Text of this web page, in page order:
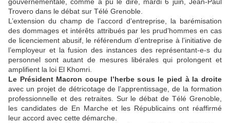
Trovero dans le débat sur Télé Grenoble.
L’extension du champ de l’accord d’entreprise, la barémisation
des dommages et intérêts attribués par les prud’hommes en cas
de licenciement abusif, le référendum d’entreprise à l’initiative de
l’employeur et la fusion des instances des représentant-e-s du
personnel sont autant de mesures libérales qui prolongent et
amplifient la loi El Khomri.
Le Président Macron coupe l’herbe sous le pied à la droite
avec un projet de détricotage de l’apprentissage, de la formation
professionnelle et des retraites. Sur le débat de Télé Grenoble,
les candidates de En Marche et les Républicains ont réaffirmé
leur accord avec cette démarche.